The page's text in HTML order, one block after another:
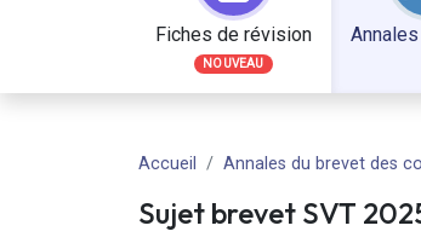
Fiches de révision
NOUVEAU
Accueil Annales du brevet des
Sujet brevet SVT